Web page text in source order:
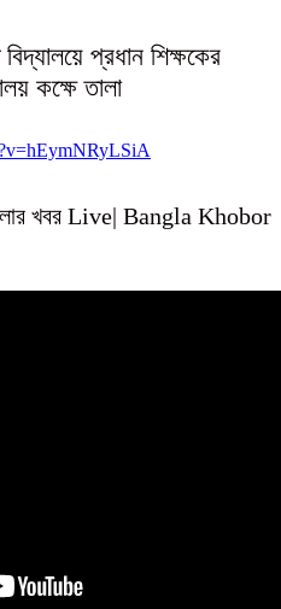
প্রধান শিক্ষকের
কক্ষে তালা
খবর Live| Bangla Khobor